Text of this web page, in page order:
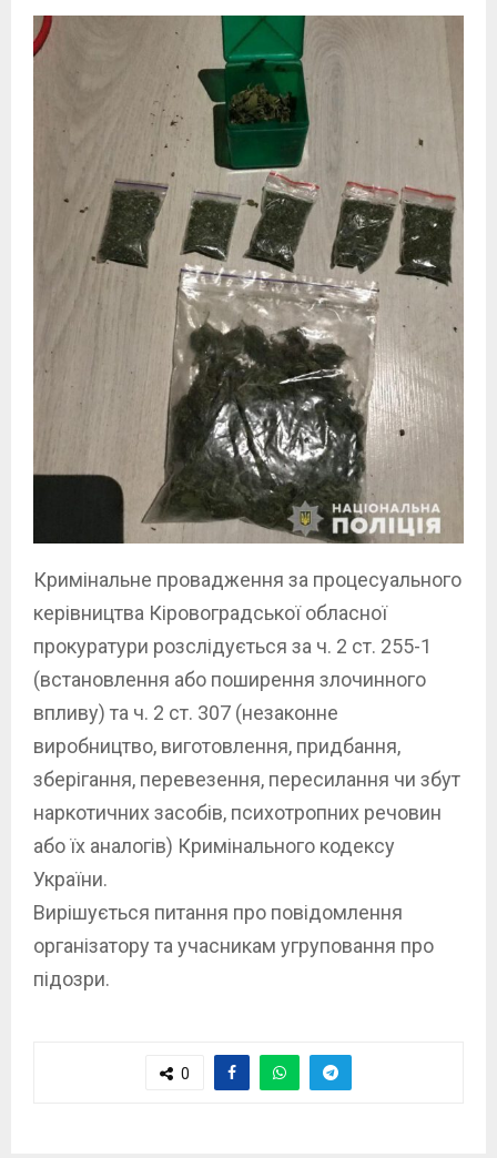
Кримінальне провадження за процесуального
керівництва Кіровоградської обласної
прокуратури розслідується за ч. 2 ст. 255-1
(встановлення або поширення злочинного
впливу) та ч. 2 ст. 307 (незаконне
виробництво, виготовлення, придбання,
зберігання, перевезення, пересилання чи збут
наркотичних засобів, психотропних речовин
або їх аналогів) Кримінального кодексу
України.
Вирішується питання про повідомлення
організатору та учасникам угруповання про
підозри.
0